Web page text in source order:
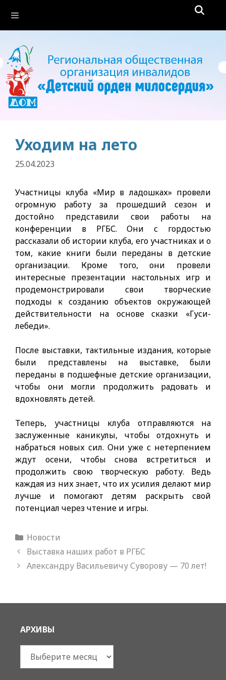
содержимому
Уходим на лето
25.04.2023
Участницы клуба «Мир в ладошках» провели
огромную работу за прошедший сезон и
достойно представили свои работы на
конференции в РГБС. Они с гордостью
рассказали об истории клуба, его участниках и о
том, какие книги были переданы в детские
организации. Кроме того, они провели
интересные презентации настольных игр и
продемонстрировали свои творческие
подходы к созданию объектов окружающей
действительности на основе сказки «Гуси-
лебеди».
После выставки, тактильные издания, которые
были представлены на выставке, были
переданы в подшефные детские организации,
чтобы они могли продолжить радовать и
вдохновлять детей.
Теперь, участницы клуба отправляются на
заслуженные каникулы, чтобы отдохнуть и
набраться новых сил. Они уже с нетерпением
ждут осени, чтобы снова встретиться и
продолжить свою творческую работу. Ведь
каждая из них знает, что их усилия делают мир
лучше и помогают детям раскрыть свой
потенциал через чтение и игры.
Рубрики
Новости
Выставка наших работ в РГБС
Александру Васильевичу Суворову — 70 лет!
АРХИВЫ
Архивы